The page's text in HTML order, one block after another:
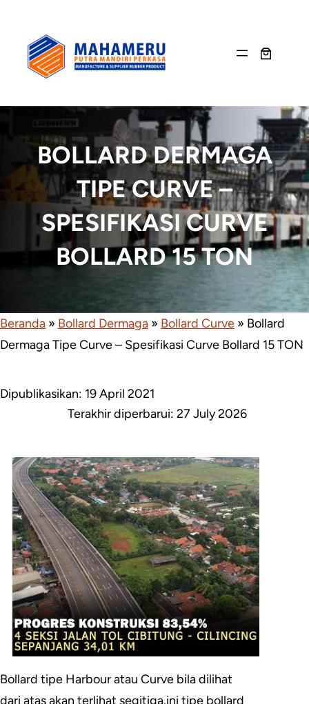
content
BOLLARD DERMAGA
TIPE CURVE –
SPESIFIKASI CURVE
BOLLARD 15 TON
Beranda » Bollard Dermaga » Bollard Curve » Bollard
Dermaga Tipe Curve – Spesifikasi Curve Bollard 15 TON
Dipublikasikan: 19 April 2021
Terakhir diperbarui:27 July 2026
Bollard tipe Harbour atau Curve bila dilihat
dari atas akan terlihat segitiga.ini tipe bollard